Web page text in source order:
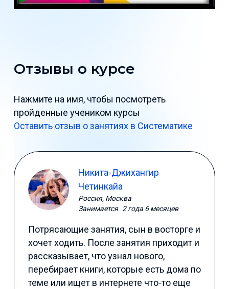
Отзывы о курсе
Нажмите на имя, чтобы посмотреть
пройденные учеником курсы
Оставить отзыв о занятиях в Систематике
Никита-Джихангир
Четинкайа
Россия, Москва
Занимается 2 года 6 месяцев
Потрясающие занятия, сын в восторге и
хочет ходить. После занятия приходит и
рассказывает, что узнал нового,
перебирает книги, которые есть дома по
теме или ищет в интернете что-то еще